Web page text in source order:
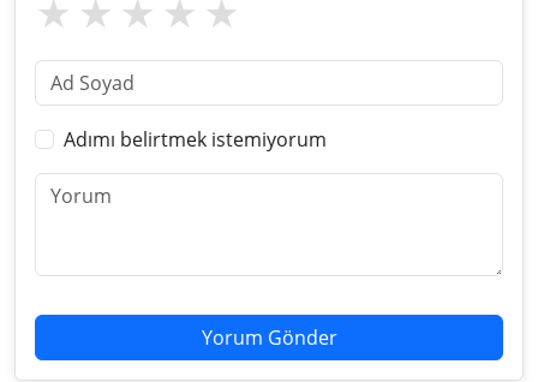
Adımı belirtmek istemiyorum
Yorum Gönder